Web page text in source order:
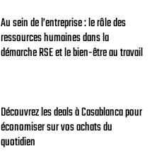
Au sein de l’entreprise : le rôle des
ressources humaines dans la
démarche RSE et le bien-être au travail
Découvrez les deals à Casablanca pour
économiser sur vos achats du
quotidien